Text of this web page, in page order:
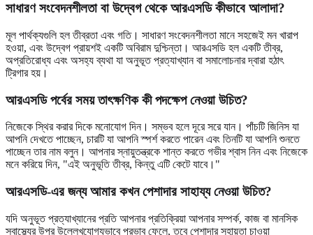
সাধারণ সংবেদনশীলতা বা উদ্বেগ থেকে আরএসডি কীভাবে আলাদা?
মূল পার্থক্যগুলি হল তীব্রতা এবং গতি। সাধারণ সংবেদনশীলতা মানে সহজেই মন খারাপ
হওয়া, এবং উদ্বেগ প্রায়শই একটি অবিরাম দুশ্চিন্তা। আরএসডি হল একটি তীব্র,
অপ্রতিরোধ্য এবং অসহ্য ব্যথা যা অনুভূত প্রত্যাখ্যান বা সমালোচনার দ্বারা হঠাৎ
ট্রিগার হয়।
আরএসডি পর্বের সময় তাৎক্ষণিক কী পদক্ষেপ নেওয়া উচিত?
নিজেকে স্থির করার দিকে মনোযোগ দিন। সম্ভব হলে দূরে সরে যান। পাঁচটি জিনিস যা
আপনি দেখতে পাচ্ছেন, চারটি যা আপনি স্পর্শ করতে পারেন এবং তিনটি যা আপনি শুনতে
পাচ্ছেন তার নাম বলুন। আপনার স্নায়ুতন্ত্রকে শান্ত করতে গভীর শ্বাস নিন এবং নিজেকে
মনে করিয়ে দিন, "এই অনুভূতি তীব্র, কিন্তু এটি কেটে যাবে।"
আরএসডি-এর জন্য আমার কখন পেশাদার সাহায্য নেওয়া উচিত?
যদি অনুভূত প্রত্যাখ্যানের প্রতি আপনার প্রতিক্রিয়া আপনার সম্পর্ক, কাজ বা মানসিক
স্বাস্থ্যের উপর উল্লেখযোগ্যভাবে প্রভাব ফেলে, তবে পেশাদার সহায়তা চাওয়া